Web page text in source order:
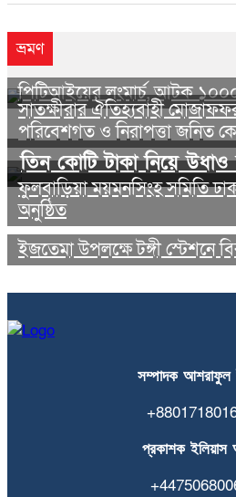
ভ্রমণ
পিটিআইয়ের লংমার্চ, আটক
সাতক্ষীরার ঐতিহ্যবাহী
পরিবেশগত ও নিরাপত্তা জনিত
তিন কোটি টাকা নিয়ে
ফুলবাড়িয়া ময়মনসিংহ সমিতি
অনুষ্ঠিত
ইজতেমা উপলক্ষে টঙ্গী স্টেশনে
সম্পাদক আশরাফুল
প্রকাশক ইলিয়াস